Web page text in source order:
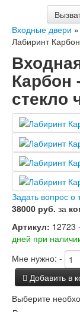
Входные двери »
Лабиринт
стекло
Задать вопрос о
38000 руб. за
Артикул: 12723 -
дней при
Мне нужно: -
Добавить в
Выберите